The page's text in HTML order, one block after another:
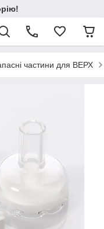
частини для ВЕРХ